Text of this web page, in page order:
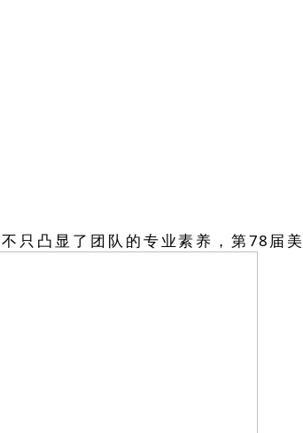
凸显了团队的专业素养，第78届美